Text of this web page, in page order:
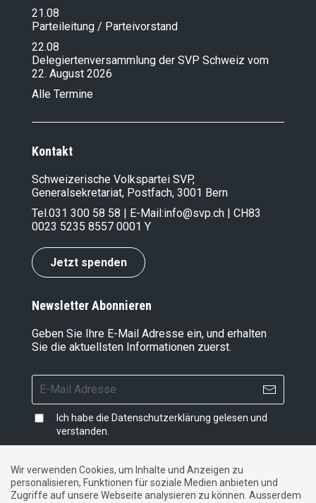
21.08
Parteileitung / Parteivorstand
22.08
Delegiertenversammlung der SVP Schweiz vom
22. August 2026
Alle Termine
Kontakt
Schweizerische Volkspartei SVP,
Generalsekretariat, Postfach, 3001 Bern
Tel.031 300 58 58 | E-Mail:info@svp.ch | CH83
0023 5235 8557 0001 Y
Jetzt spenden
Newsletter Abonnieren
Geben Sie Ihre E-Mail Adresse ein, und erhalten
Sie die aktuellsten Informationen zuerst.
Ich habe die Datenschutzerklärung gelesen und
verstanden.
Impressum |Datenschutzerklärung|Kontakt
Wir verwenden Cookies, um Inhalte und Anzeigen zu
personalisieren, Funktionen für soziale Medien anbieten und
Zugriffe auf unsere Webseite analysieren zu können. Ausserdem